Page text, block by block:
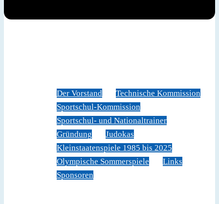
Der Vorstand
Technische Kommission
Sportschul-Kommission
Sportschul- und Nationaltrainer
Gründung
Judokas
Kleinstaatenspiele 1985 bis 2025
Olympische Sommerspiele
Links
Sponsoren